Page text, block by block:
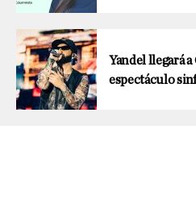
Yandel llegará
espectáculo